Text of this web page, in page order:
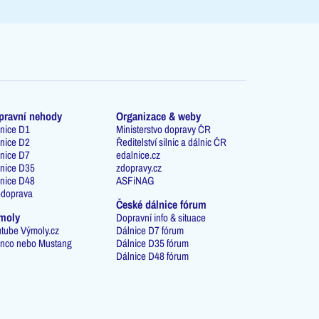
nehody
D1
D2
D7
D35
D48
Výmoly.cz
nebo Mustang
Organizace & weby
Ministerstvo dopravy ČR
Ředitelství silnic a dálnic ČR
edalnice.cz
zdopravy.cz
ASFiNAG
České dálnice fórum
Dopravní info & situace
Dálnice D7 fórum
Dálnice D35 fórum
Dálnice D48 fórum